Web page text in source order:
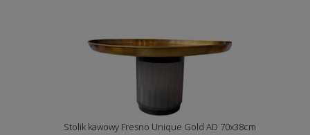
Stolik kawowy Fresno Unique Gold AD 70x38cm